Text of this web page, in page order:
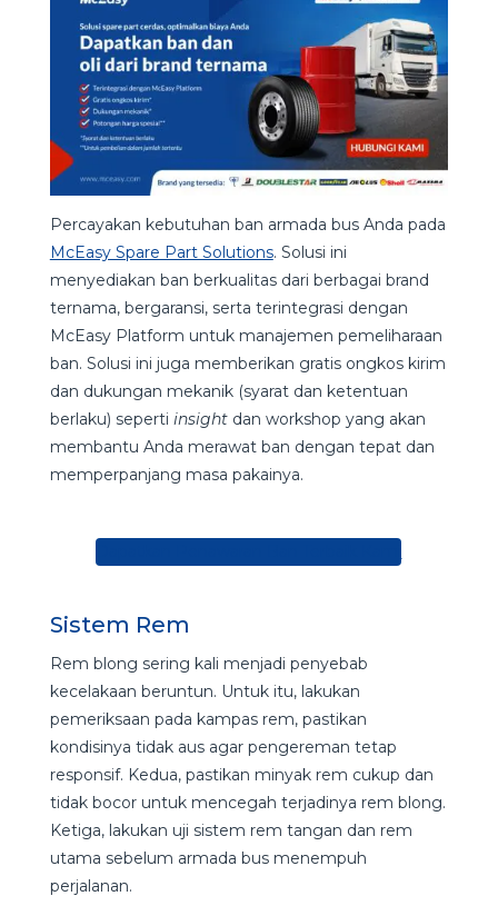
Percayakan kebutuhan ban armada bus Anda pada
McEasy Spare Part Solutions. Solusi ini
menyediakan ban berkualitas dari berbagai brand
ternama, bergaransi, serta terintegrasi dengan
McEasy Platform untuk manajemen pemeliharaan
ban. Solusi ini juga memberikan gratis ongkos kirim
dan dukungan mekanik (syarat dan ketentuan
berlaku) seperti insight dan workshop yang akan
membantu Anda merawat ban dengan tepat dan
memperpanjang masa pakainya.
Sistem Rem
Rem blong sering kali menjadi penyebab
kecelakaan beruntun. Untuk itu, lakukan
pemeriksaan pada kampas rem, pastikan
kondisinya tidak aus agar pengereman tetap
responsif. Kedua, pastikan minyak rem cukup dan
tidak bocor untuk mencegah terjadinya rem blong.
Ketiga, lakukan uji sistem rem tangan dan rem
utama sebelum armada bus menempuh
perjalanan.